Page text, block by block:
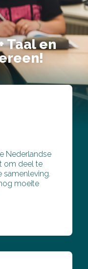
Taal en
Nederlandse
om deel te
samenleving.
moeite